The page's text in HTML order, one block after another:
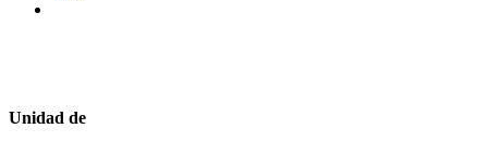
Unidad de